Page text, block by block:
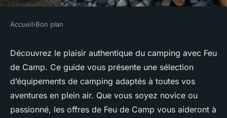
BON PLAN
Découvrez l'univers du
camping avec Feu de Camp et
ses offres
Naël•20 janvier 2025•4 min de lecture
Accueil›Bon plan
Découvrez le plaisir authentique du camping avec Feu
de Camp. Ce guide vous présente une sélection
d’équipements de camping adaptés à toutes vos
aventures en plein air. Que vous soyez novice ou
passionné, les offres de Feu de Camp vous aideront à